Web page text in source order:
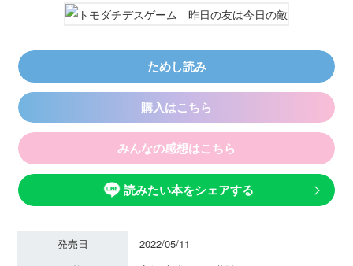
ためし読み
購入はこちら
みんなの感想はこちら
読みたい本をシェアする
発売日
2022/05/11